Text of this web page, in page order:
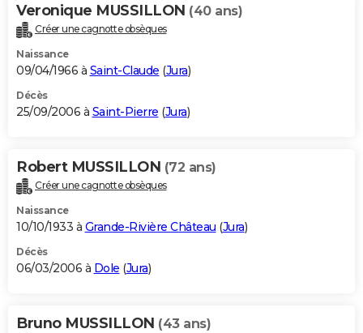
Veronique MUSSILLON (40 ans)
Créer une cagnotte obsèques
Naissance
09/04/1966 à Saint-Claude (Jura)
Décès
25/09/2006 à Saint-Pierre (Jura)
Robert MUSSILLON (72 ans)
Créer une cagnotte obsèques
Naissance
10/10/1933 à Grande-Rivière Château (Jura)
Décès
06/03/2006 à Dole (Jura)
Bruno MUSSILLON (43 ans)